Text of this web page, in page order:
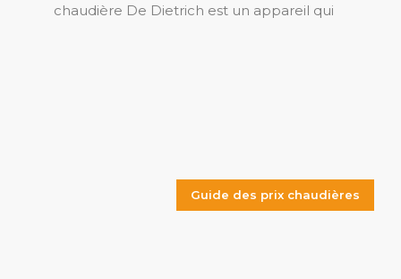
chaudière De Dietrich est un appareil qui
Guide des prix chaudières